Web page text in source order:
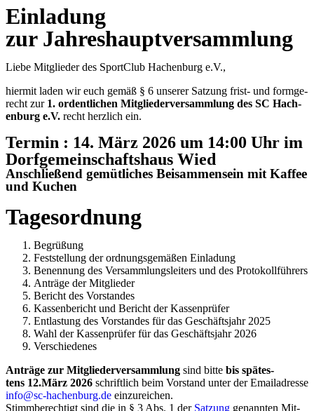
Ein­la­dung
zur Jah­res­haupt­ver­samm­lung
Lie­be Mit­glie­der des Sport­Club Hach­en­burg e.V.,
hier­mit laden wir euch gemäß § 6 unse­rer Sat­zung frist- und form­ge­
recht zur 1. ordent­li­chen Mit­glie­der­ver­samm­lung des SC Hach­
en­burg e.V. recht herz­lich ein.
Ter­min : 14. März 2026 um 14:00 Uhr im
Dorf­ge­mein­schafts­haus Wied
Anschlie­ßend gemüt­li­ches Bei­sam­men­sein mit Kaf­fee
und Kuchen
Tages­ord­nung
Begrü­ßung
Fest­stel­lung der ord­nungs­ge­mä­ßen Ein­la­dung
Benen­nung des Ver­samm­lungs­lei­ters und des Pro­to­koll­füh­rers
Anträ­ge der Mit­glie­der
Bericht des Vor­stan­des
Kas­sen­be­richt und Bericht der Kas­sen­prü­fer
Ent­las­tung des Vor­stan­des für das Geschäfts­jahr 2025
Wahl der Kas­sen­prü­fer für das Geschäfts­jahr 2026
Ver­schie­de­nes
Anträ­ge zur Mit­glie­der­ver­samm­lung sind bit­te bis spä­tes­
tens 12.März 2026 schrift­lich beim Vor­stand unter der Email­adres­se
info@sc-hachenburg.de ein­zu­rei­chen.
Stimm­be­rech­tigt sind die in § 3 Abs. 1 der Sat­zung genann­ten Mit­